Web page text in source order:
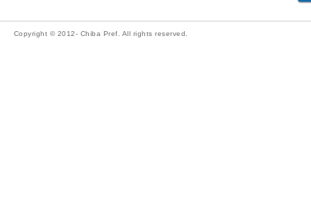
Copyright © 2012- Chiba Pref. All rights reserved.